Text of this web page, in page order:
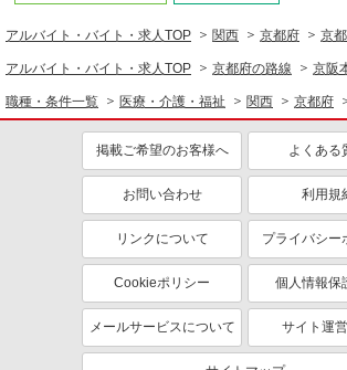
アルバイト・バイト・求人TOP 関西 京都府 京
アルバイト・バイト・求人TOP 京都府の路線 京阪
職種・条件一覧 医療・介護・福祉 関西 京都府
掲載ご希望のお客様へ よくある
お問い合わせ 利用規
リンクについて プライバシー
Cookieポリシー 個人情報保
メールサービスについて サイト運